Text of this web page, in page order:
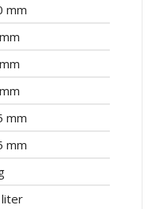
mm
mm
mm
liter